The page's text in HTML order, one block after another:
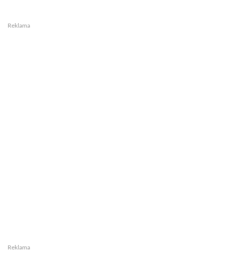
Reklama
Reklama